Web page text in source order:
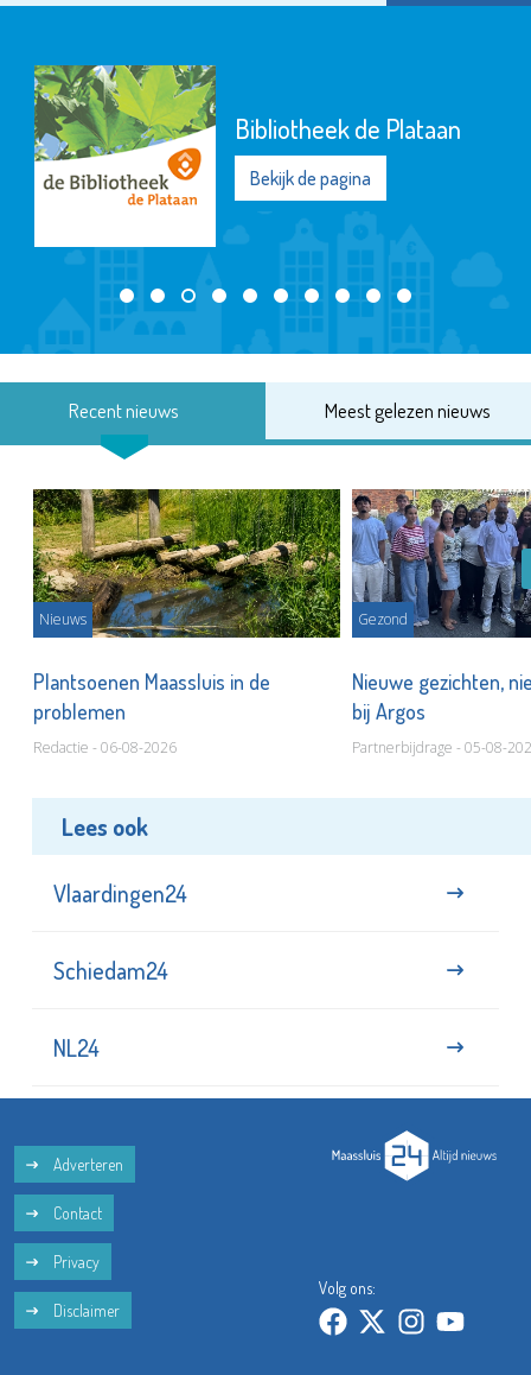
Bibliotheek de Plataan
Bekijk de pagina
Recent nieuws Meest gelezen nieuws
Nieuws
Plantsoenen Maassluis in de
problemen
Redactie - 06-08-2026
Gezond
Nieuwe gezichten,
bij Argos
Partnerbijdrage - 05-08-
Lees ook
Vlaardingen24
Schiedam24
NL24
Adverteren
Contact
Privacy
Disclaimer
Volg ons: